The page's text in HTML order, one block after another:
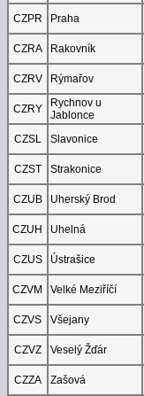
CZPR
Praha
CZRA
Rakovník
CZRV
Rýmařov
CZRY
Rychnov u
Jablonce
CZSL
Slavonice
CZST
Strakonice
CZUB
Uherský Brod
CZUH
Uhelná
CZUS
Ústrašice
CZVM
Velké Meziříčí
CZVS
Všejany
CZVZ
Veselý Žďár
CZZA
Zašová